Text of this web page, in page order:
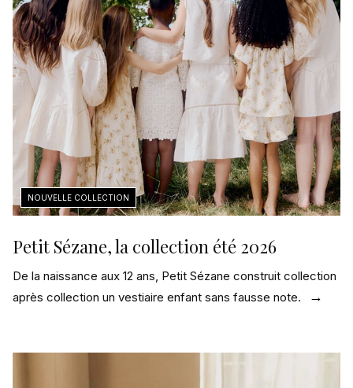
Petit Sézane, la collection été 2026
De la naissance aux 12 ans, Petit Sézane construit collection
après collection un vestiaire enfant sans fausse note.